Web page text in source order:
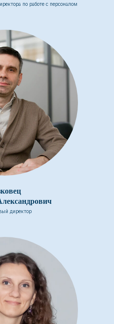
по работе с персоналом
директор